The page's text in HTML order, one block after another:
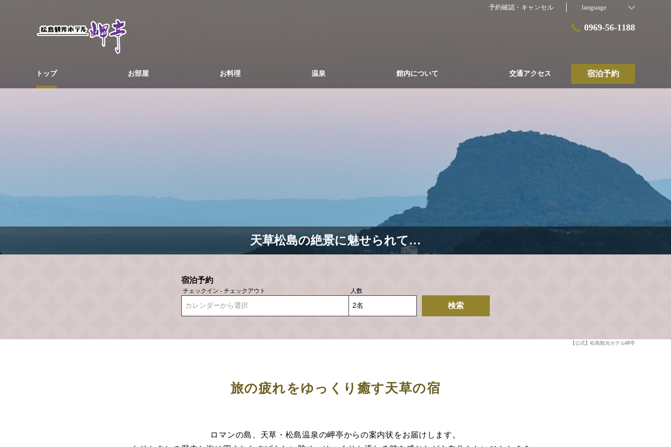
予約確認・キャンセル language
0969-56-1188
トップ お部屋 お料理 温泉 館内について 交通アクセス 宿泊予約
天草松島の絶景に魅せられて…
宿泊予約
チェックイン - チェックアウト
カレンダーから選択
人数
検索
【公式】松島観光ホテル岬亭
旅の疲れをゆっくり癒す天草の宿
ロマンの島、天草・松島温泉の岬亭からの案内状をお届けします。